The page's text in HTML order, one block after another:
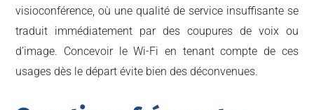
visioconférence, où une qualité de service insuffisante se
traduit immédiatement par des coupures de voix ou
d’image. Concevoir le Wi-Fi en tenant compte de ces
usages dès le départ évite bien des déconvenues.